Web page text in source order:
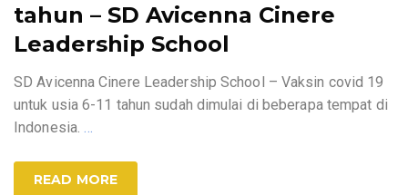
tahun – SD Avicenna Cinere
Leadership School
SD Avicenna Cinere Leadership School – Vaksin covid 19
untuk usia 6-11 tahun sudah dimulai di beberapa tempat di
Indonesia.…
READ MORE